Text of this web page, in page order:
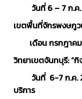
วันที่6 – 7 ก.
เขตพื้นที่จักรพงษภูว
เดือน กรกฎาค
วิทยาเขตจันทบุรี: “
วันที่ 6-7 ก.ค.
บริการ